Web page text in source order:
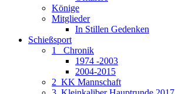
Könige
Mitglieder
In Stillen Gedenken
Schießsport
1_ Chronik
1974 -2003
2004-2015
2_KK Mannschaft